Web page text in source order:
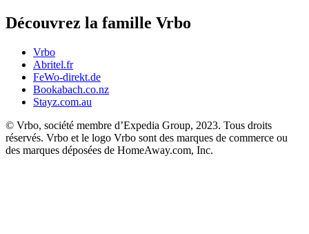
Découvrez la famille Vrbo
Vrbo
Abritel.fr
FeWo-direkt.de
Bookabach.co.nz
Stayz.com.au
© Vrbo, société membre d’Expedia Group, 2023. Tous droits
réservés. Vrbo et le logo Vrbo sont des marques de commerce ou
des marques déposées de HomeAway.com, Inc.